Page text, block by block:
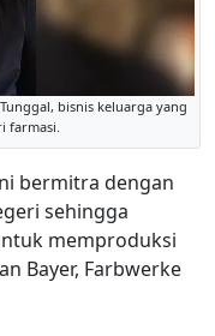
bisnis keluarga yang
farmasi.
bermitra dengan
sehingga
memproduksi
Bayer, Farbwerke